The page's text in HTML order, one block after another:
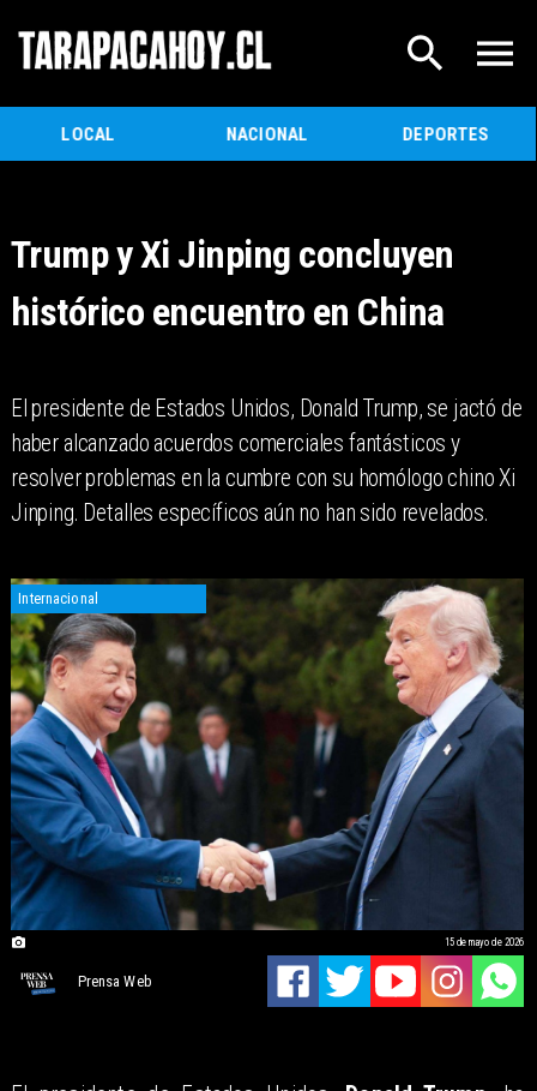
LOCAL NACIONAL DEPORTES
Trump y Xi Jinping concluyen
histórico encuentro en China
El presidente de Estados Unidos, Donald Trump, se jactó de
haber alcanzado acuerdos comerciales fantásticos y
resolver problemas en la cumbre con su homólogo chino Xi
Jinping. Detalles específicos aún no han sido revelados.
Internacional
Prensa Web
15 de mayo de 2026